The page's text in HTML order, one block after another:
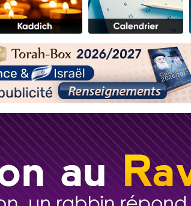
faire un don pour 5 jours de vacances aux Orphelins
rejoindre sur WhatsApp
une bénédiction
en groupe sur Zoom
faire un don pour Sauvez la jambe de Yohan
Torah-Box Music
rejoindre sur WhatsApp
rejoindre sur WhatsApp
rejoindre sur WhatsApp
Torah-Box Music
faire un don pour Tsédaka : pauvres d'Israel